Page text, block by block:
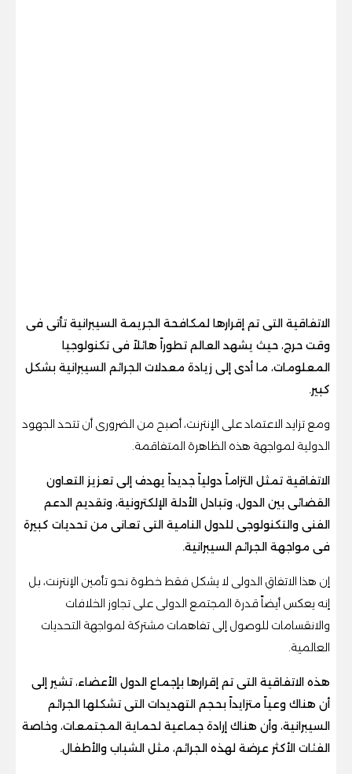
الاتفاقية التى تم إقرارها لمكافحة الجريمة السيبرانية تأتى فى
وقت حرج، حيث يشهد العالم تطوراً هائلاً فى تكنولوجيا
المعلومات، ما أدى إلى زيادة معدلات الجرائم السيبرانية بشكل
كبير.
ومع تزايد الاعتماد على الإنترنت، أصبح من الضرورى أن تتحد الجهود
الدولية لمواجهة هذه الظاهرة المتفاقمة.
الاتفاقية تمثل التزاماً دولياً جديداً يهدف إلى تعزيز التعاون
القضائى بين الدول، وتبادل الأدلة الإلكترونية، وتقديم الدعم
الفنى والتكنولوجى للدول النامية التى تعانى من تحديات كبيرة
فى مواجهة الجرائم السيبرانية.
إن هذا الاتفاق الدولى لا يشكل فقط خطوة نحو تأمين الإنترنت، بل
إنه يعكس أيضاً قدرة المجتمع الدولى على تجاوز الخلافات
والانقسامات للوصول إلى تفاهمات مشتركة لمواجهة التحديات
العالمية.
هذه الاتفاقية التى تم إقرارها بإجماع الدول الأعضاء، تشير إلى
أن هناك وعياً متزايداً بحجم التهديدات التى تشكلها الجرائم
السيبرانية، وأن هناك إرادة جماعية لحماية المجتمعات، وخاصة
الفئات الأكثر عرضة لهذه الجرائم، مثل الشباب والأطفال.